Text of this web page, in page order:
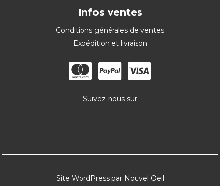
Infos ventes
Conditions générales de ventes
Expédition et livraison
Suivez-nous sur
Site WordPress par Nouvel Oeil